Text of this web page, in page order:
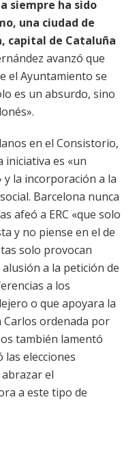
siempre ha sido
una ciudad de
capital de Cataluña
avanzó que
el Ayuntamiento se
es un absurdo, sino
en el Consistorio,
iniciativa es «un
la incorporación a la
Barcelona nunca
afeó a ERC «que solo
y no piense en el de
solo provocan
a la petición de
a los
o que apoyara la
Carlos ordenada por
también lamentó
las elecciones
el
a este tipo de